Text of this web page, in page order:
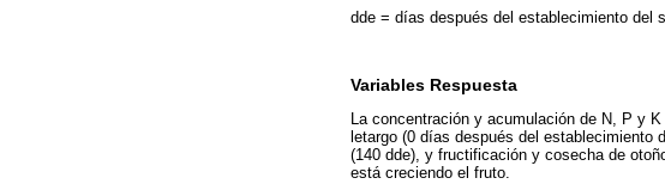
dde = días después del establecimiento del
Variables Respuesta
La concentración y acumulación de N, P y
letargo (0 días después del
(140 dde), y fructificación y cosecha de
está creciendo el fruto.